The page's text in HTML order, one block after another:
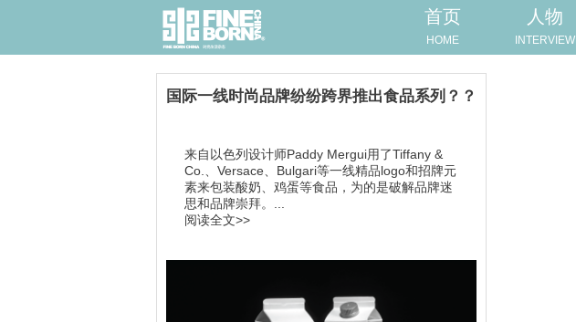
首页
HOME
人物
INTERVIEW
国际一线时尚品牌纷纷跨界推出食品系列？？
来自以色列设计师Paddy Mergui用了Tiffany &
Co.、Versace、Bulgari等一线精品logo和招牌元
素来包装酸奶、鸡蛋等食品，为的是破解品牌迷
思和品牌崇拜。...
阅读全文>>